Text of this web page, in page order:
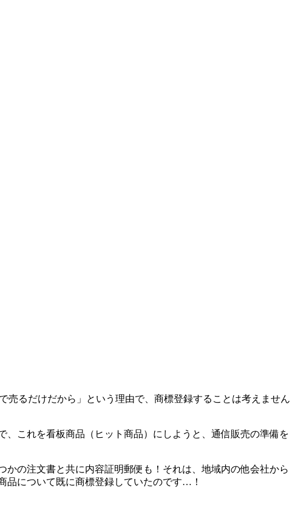
るだけだから」という理由で、商標登録することは考えません
これを看板商品（ヒット商品）にしようと、通信販売の準備を
の注文書と共に内容証明郵便も！それは、地域内の他会社から
品について既に商標登録していたのです…！